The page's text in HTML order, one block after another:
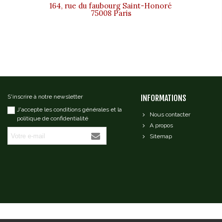
164, rue du faubourg Saint-Honoré
75008 Paris
S'inscrire à notre newsletter
J'accepte les conditions générales et la
politique de confidentialité
INFORMATIONS
Nous contacter
A propos
Sitemap